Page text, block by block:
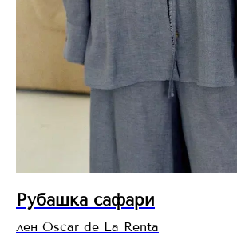
Рубашка сафари
лен Oscar de La Renta